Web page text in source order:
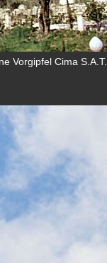
Vorgipfel Cima S.A.T.